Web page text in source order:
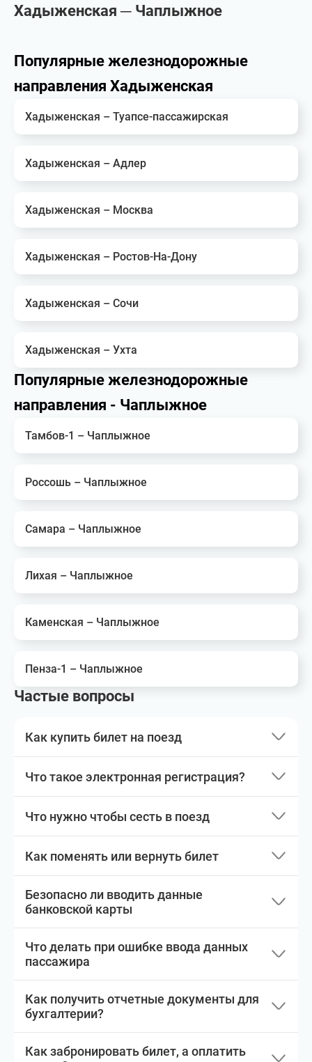
Хадыженская ─ Чаплыжное
Популярные железнодорожные
направления Хадыженская
Хадыженская – Туапсе-пассажирская
Хадыженская – Адлер
Хадыженская – Москва
Хадыженская – Ростов-На-Дону
Хадыженская – Сочи
Хадыженская – Ухта
Популярные железнодорожные
направления - Чаплыжное
Тамбов-1 – Чаплыжное
Россошь – Чаплыжное
Самара – Чаплыжное
Лихая – Чаплыжное
Каменская – Чаплыжное
Пенза-1 – Чаплыжное
Частые вопросы
Как купить билет на поезд
Что такое электронная регистрация?
Что нужно чтобы сесть в поезд
Как поменять или вернуть билет
Безопасно ли вводить данные
банковской карты
Что делать при ошибке ввода данных
пассажира
Как получить отчетные документы для
бухгалтерии?
Как забронировать билет, а оплатить